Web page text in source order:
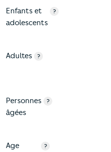
Enfants et
adolescents
?
Adultes ?
Personnes
âgées
?
Age
?